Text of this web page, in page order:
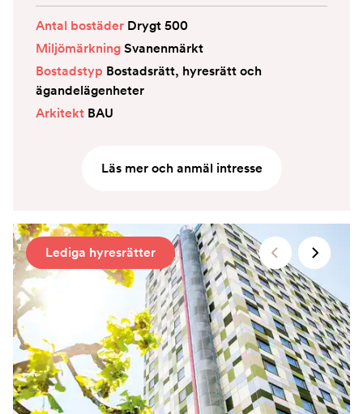
Antal bostäder Drygt 500
MiljömärkningSvanenmärkt
Bostadstyp Bostadsrätt, hyresrätt och
ägandelägenheter
Arkitekt BAU
Läs mer och anmäl intresse
Lediga hyresrätter